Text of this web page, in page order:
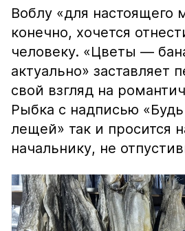
Воблу «для настоящего
конечно, хочется
человеку. «Цветы —
актуально» заставляет
свой взгляд на
Рыбка с надписью
лещей» так и просится
начальнику, не